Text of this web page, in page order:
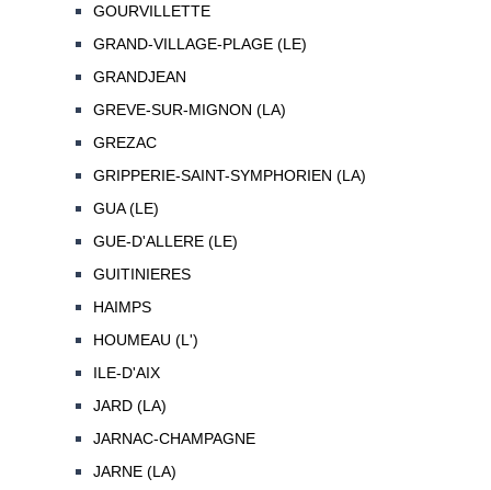
GOURVILLETTE
GRAND-VILLAGE-PLAGE (LE)
GRANDJEAN
GREVE-SUR-MIGNON (LA)
GREZAC
GRIPPERIE-SAINT-SYMPHORIEN (LA)
GUA (LE)
GUE-D'ALLERE (LE)
GUITINIERES
HAIMPS
HOUMEAU (L')
ILE-D'AIX
JARD (LA)
JARNAC-CHAMPAGNE
JARNE (LA)